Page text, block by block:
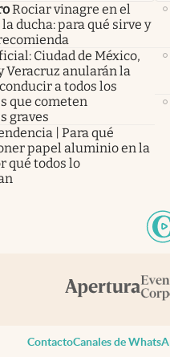
Rociar vinagre en el
ducha: para qué sirve y
Ciudad de México,
Veracruz anularán la
a todos los
que cometen
graves
| Para qué
papel aluminio en la
qué todos lo
ContactoCanales de